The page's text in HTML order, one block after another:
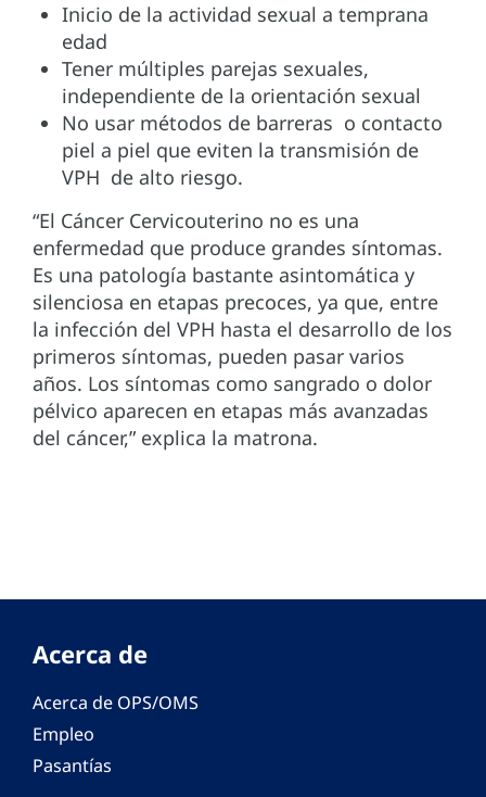
Inicio de la actividad sexual a temprana
edad
Tener múltiples parejas sexuales,
independiente de la orientación sexual
No usar métodos de barreras o contacto
piel a piel que eviten la transmisión de
VPH de alto riesgo.
“El Cáncer Cervicouterino no es una
enfermedad que produce grandes síntomas.
Es una patología bastante asintomática y
silenciosa en etapas precoces, ya que, entre
la infección del VPH hasta el desarrollo de los
primeros síntomas, pueden pasar varios
años. Los síntomas como sangrado o dolor
pélvico aparecen en etapas más avanzadas
del cáncer,” explica la matrona.
Acerca de
Acerca de OPS/OMS
Empleo
Pasantías